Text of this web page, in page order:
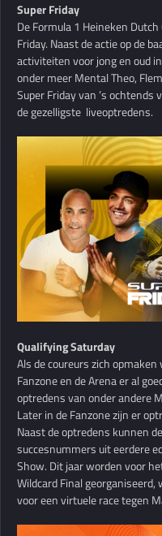
Super Friday
De Formula 1 Heineken
Friday. Naast de actie op de
activiteiten voor jong en oud
onder meer Mental Theo,
Super Friday van ’s ochtends
de gezelligste liveoptredens.
Qualifying Saturday
Als de coureurs zich
Fanzone en de Arena er al
optredens van onder andere
Later in de Fanzone zijn er
Naast de optredens kunnen
succesnummers uit eerdere
Show. Dit jaar worden voor
Wildcard Final
voor een virtuele race tegen